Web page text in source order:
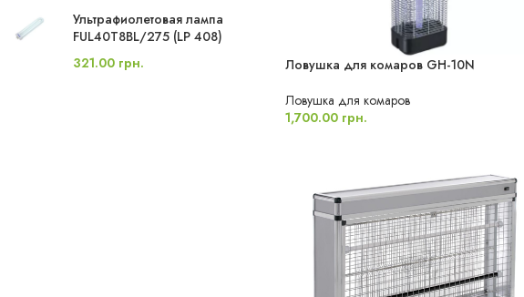
Ультрафиолетовая лампа
FUL40T8BL/275 (LP 408)
321.00 грн.
Ловушка для комаров GH-10N
Ловушка для комаров
1,700.00 грн.